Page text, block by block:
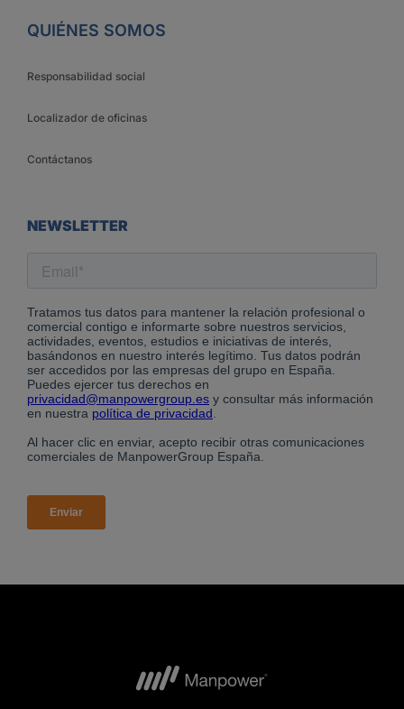
QUIÉNES SOMOS
Responsabilidad social
Localizador de oficinas
Contáctanos
NEWSLETTER